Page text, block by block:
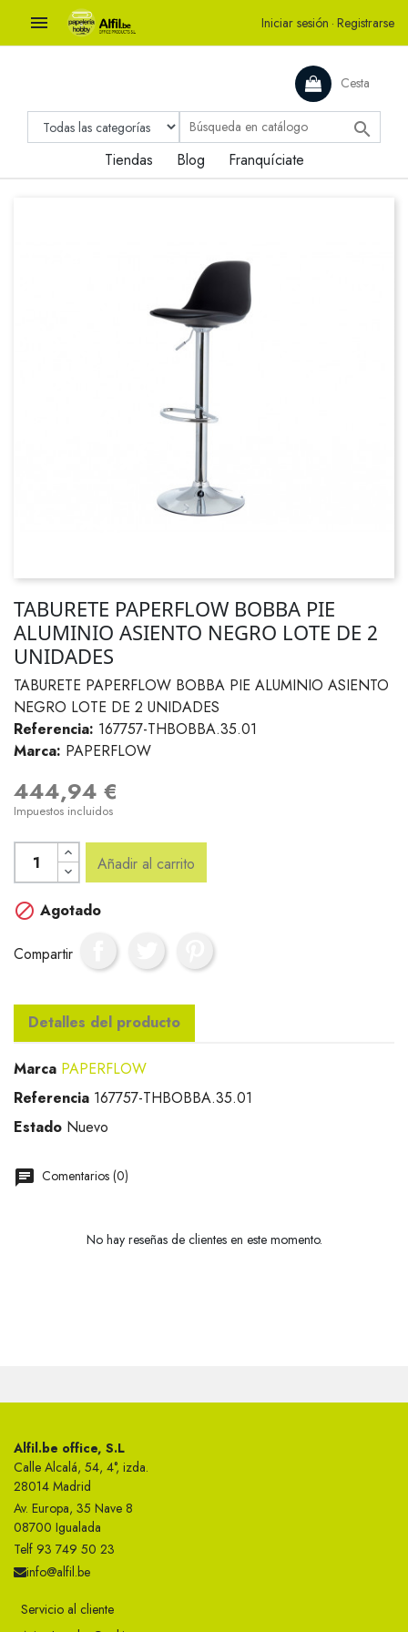
 Iniciar sesión · Registrarse
Cesta

Tiendas Blog Franquíciate
TABURETE PAPERFLOW BOBBA PIE
ALUMINIO ASIENTO NEGRO LOTE DE 2
UNIDADES
TABURETE PAPERFLOW BOBBA PIE ALUMINIO ASIENTO
NEGRO LOTE DE 2 UNIDADES
Referencia: 167757-THBOBBA.35.01
Marca: PAPERFLOW
444,94 €
Impuestos incluidos
Añadir al carrito
 Agotado
Compartir
Detalles del producto
Marca PAPERFLOW
Referencia 167757-THBOBBA.35.01
Estado Nuevo
Comentarios (0)
No hay reseñas de clientes en este momento.
Alfil.be office, S.L
Calle Alcalá, 54, 4°, izda.
28014 Madrid
Av. Europa, 35 Nave 8
08700 Igualada
Telf 93 749 50 23
info@alfil.be
Servicio al cliente